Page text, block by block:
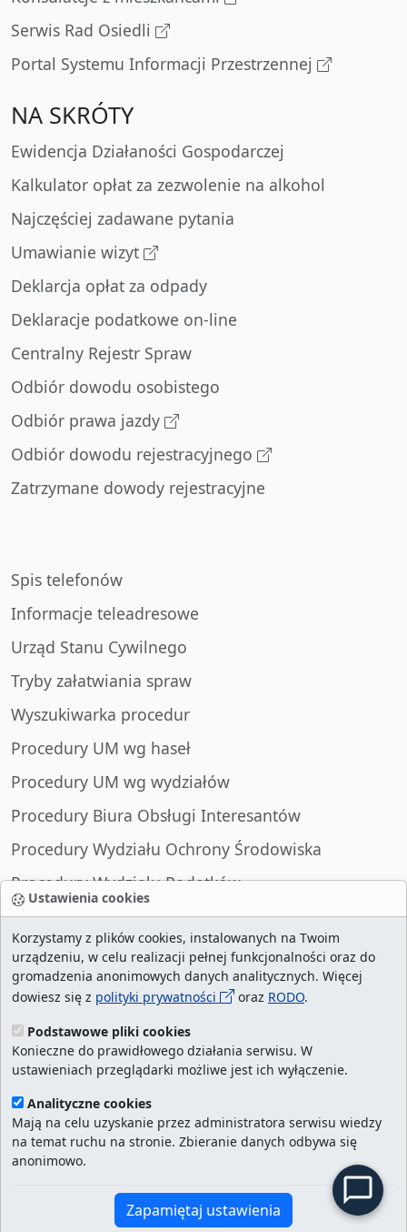
Ustawienia cookies
Korzystamy z plików cookies, instalowanych na Twoim
urządzeniu, w celu realizacji pełnej funkcjonalności oraz do
gromadzenia anonimowych danych analitycznych. Więcej
dowiesz się z polityki prywatności oraz RODO.
Podstawowe pliki cookies
Konieczne do prawidłowego działania serwisu. W
ustawieniach przeglądarki możliwe jest ich wyłączenie.
Analityczne cookies
Mają na celu uzyskanie przez administratora serwisu wiedzy
na temat ruchu na stronie. Zbieranie danych odbywa się
anonimowo.
Zapamiętaj ustawienia
Serwis Rad Osiedli
Portal Systemu Informacji Przestrzennej
NA SKRÓTY
Ewidencja Działaności Gospodarczej
Kalkulator opłat za zezwolenie na alkohol
Najczęściej zadawane pytania
Umawianie wizyt
Deklarcja opłat za odpady
Deklaracje podatkowe on-line
Centralny Rejestr Spraw
Odbiór dowodu osobistego
Odbiór prawa jazdy
Odbiór dowodu rejestracyjnego
Zatrzymane dowody rejestracyjne
Spis telefonów
Informacje teleadresowe
Urząd Stanu Cywilnego
Tryby załatwiania spraw
Wyszukiwarka procedur
Procedury UM wg haseł
Procedury UM wg wydziałów
Procedury Biura Obsługi Interesantów
Procedury Wydziału Ochrony Środowiska
Procedury Wydziału Podatków
Procedury Wydziału Spraw Obywatelskich
liczba wizyt:29006138/ aktualna strona:
najczęściej odwiedzane strony
cookies
Urząd Miasta Szczecin. Portal eurzad.szczecin.pl
jest integralną częścią Biuletynu Informacji
Publicznej Urzędu Miasta Szczecin.
Kontakt:
ekancelaria@um.szczecin.pl